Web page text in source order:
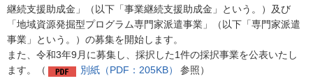
継続支援助成金」（以下「事業継続支援助成金」という。）及び
「地域資源発掘型プログラム専門家派遣事業」（以下「専門家派遣
事業」という。）の募集を開始します。
また、令和3年9月に募集し、採択した1件の採択事業を公表いたし
ます。（
別紙（PDF：205KB） 参照）